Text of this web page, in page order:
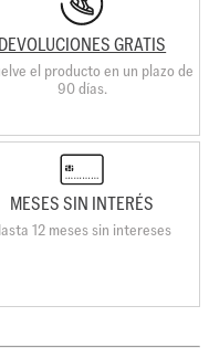
DEVOLUCIONES GRATIS
el producto en un plazo de
90 días.
MESES SIN INTERÉS
12 meses sin intereses